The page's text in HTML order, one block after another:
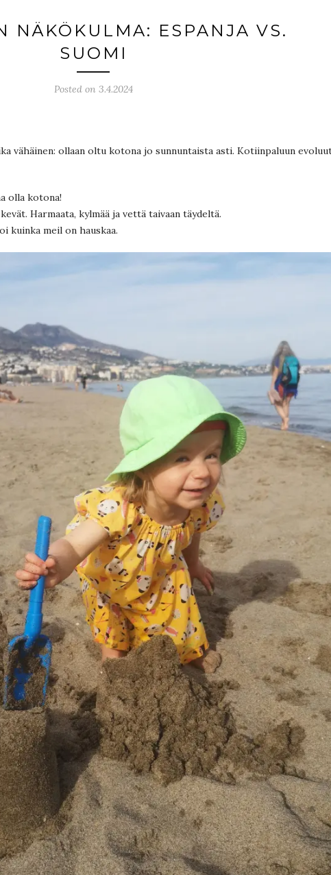
NÄKÖKULMA: ESPANJA VS.
SUOMI
Posted on 3.4.2024
vähäinen: ollaan oltu kotona jo sunnuntaista asti. Kotiinpaluun
olla kotona!
kevät. Harmaata, kylmää ja vettä taivaan täydeltä.
kuinka meil on hauskaa.